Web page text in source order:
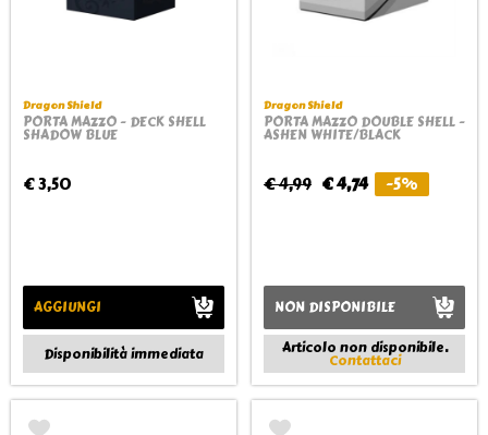
Dragon Shield
PORTA MAZZO - DECK SHELL
SHADOW BLUE
€ 3,50
AGGIUNGI
Disponibilità immediata
Dragon Shield
PORTA MAZZO DOUBLE SHELL -
ASHEN WHITE/BLACK
€ 4,99 € 4,74 -5%
NON DISPONIBILE
Articolo non disponibile.
Contattaci